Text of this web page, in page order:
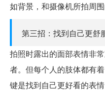
如背景，和摄像机所拍周围
第三招：找到自己更舒
拍照时露出的面部表情非
者。但每个人的肢体都有
键是找到自己更好看的表